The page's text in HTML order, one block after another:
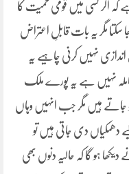
اگر کسی میں قومی حمیت کا
سکتا مگر یہ بات قابلِ اعتراض
نہیں کرنی چاہیے یہ
نہیں ہے یہ پورے ملک
جاتے ہیں مگر جب انہیں وہاں
دھمکیاں دی جاتی ہیں تو
ہو گا کہ حالیہ دنوں بھی